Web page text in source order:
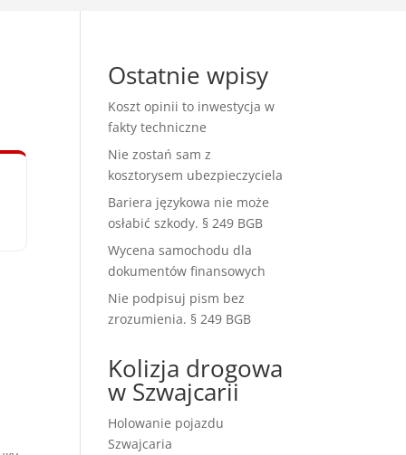
Ostatnie wpisy
Koszt opinii to inwestycja w
fakty techniczne
Nie zostań sam z
kosztorysem ubezpieczyciela
Bariera językowa nie może
osłabić szkody. § 249 BGB
Wycena samochodu dla
dokumentów finansowych
Nie podpisuj pism bez
zrozumienia. § 249 BGB
Kolizja drogowa
w Szwajcarii
Holowanie pojazdu
Szwajcaria